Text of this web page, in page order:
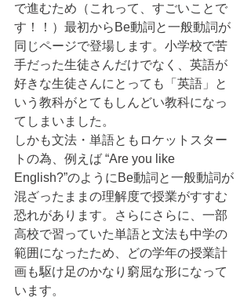
で進むため（これって、すごいことで
す！！）最初からBe動詞と一般動詞が
同じページで登場します。小学校で苦
手だった生徒さんだけでなく、英語が
好きな生徒さんにとっても「英語」と
いう教科がとてもしんどい教科になっ
てしまいました。
しかも文法・単語ともロケットスター
トの為、例えば “Are you like
English?”のようにBe動詞と一般動詞が
混ざったままの理解度で授業がすすむ
恐れがあります。さらにさらに、一部
高校で習っていた単語と文法も中学の
範囲になったため、どの学年の授業計
画も駆け足のかなり窮屈な形になって
います。